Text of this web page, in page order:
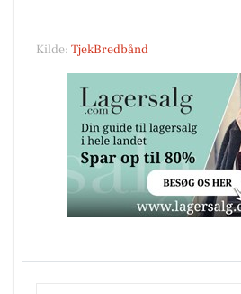
Kilde: TjekBredbånd